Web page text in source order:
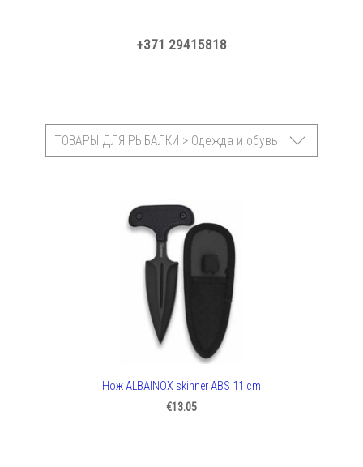
+371 29415818
ТОВАРЫ ДЛЯ РЫБАЛКИ > Одежда и обувь
Нож ALBAINOX skinner ABS 11 cm
€13.05